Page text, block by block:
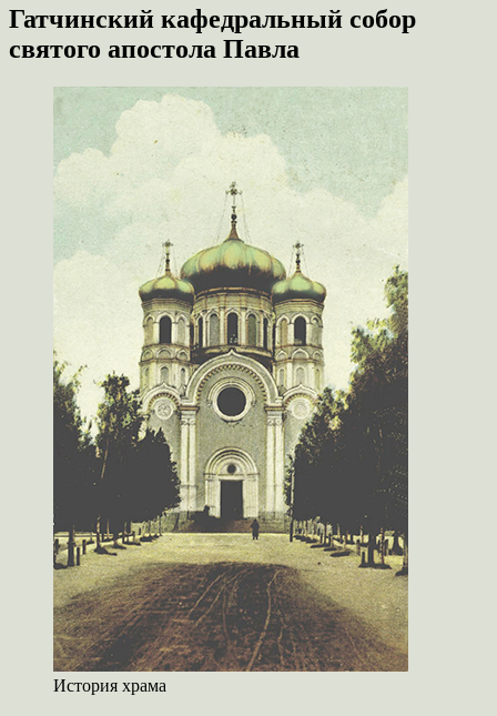
Гатчинский кафедральный собор
святого апостола Павла
История храма